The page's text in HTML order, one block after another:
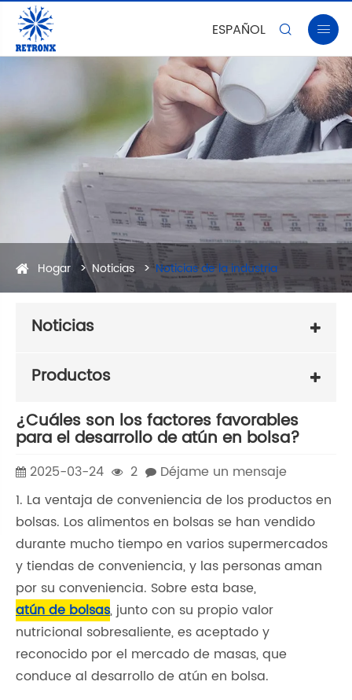
ESPAÑOL  
Hogar Noticias Noticias de la industria
Noticias
Productos
¿Cuáles son los factores favorables
para el desarrollo de atún en bolsa?
2025-03-24 2
Déjame un mensaje
1. La ventaja de conveniencia de los productos en
bolsas. Los alimentos en bolsas se han vendido
durante mucho tiempo en varios supermercados
y tiendas de conveniencia, y las personas aman
por su conveniencia. Sobre esta base,
atún de bolsas, junto con su propio valor
nutricional sobresaliente, es aceptado y
reconocido por el mercado de masas, que
conduce al desarrollo de atún en bolsa.